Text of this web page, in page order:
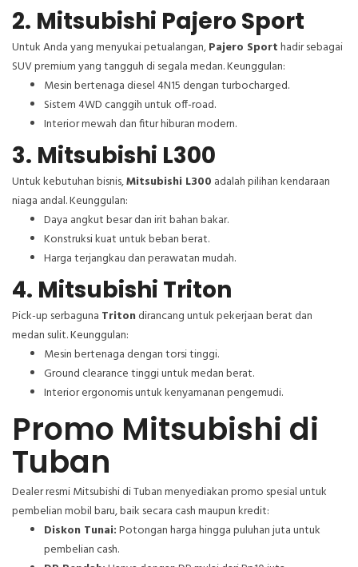
2. Mitsubishi Pajero Sport
Untuk Anda yang menyukai petualangan,Pajero Sporthadir sebagai
SUV premium yang tangguh di segala medan. Keunggulan:
Mesin bertenaga diesel 4N15 dengan turbocharged.
Sistem 4WD canggih untuk off-road.
Interior mewah dan fitur hiburan modern.
3. Mitsubishi L300
Untuk kebutuhan bisnis,Mitsubishi L300 adalah pilihan kendaraan
niaga andal. Keunggulan:
Daya angkut besar dan irit bahan bakar.
Konstruksi kuat untuk beban berat.
Harga terjangkau dan perawatan mudah.
4. Mitsubishi Triton
Pick-up serbaguna Tritondirancang untuk pekerjaan berat dan
medan sulit. Keunggulan:
Mesin bertenaga dengan torsi tinggi.
Ground clearance tinggi untuk medan berat.
Interior ergonomis untuk kenyamanan pengemudi.
Promo Mitsubishi di
Tuban
Dealer resmi Mitsubishi di Tuban menyediakan promo spesial untuk
pembelian mobil baru, baik secara cash maupun kredit:
Diskon Tunai:Potongan harga hingga puluhan juta untuk
pembelian cash.